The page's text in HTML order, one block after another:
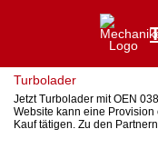
Turbolader
Jetzt Turbolader mit OEN
Website kann eine
Kauf tätigen. Zu den